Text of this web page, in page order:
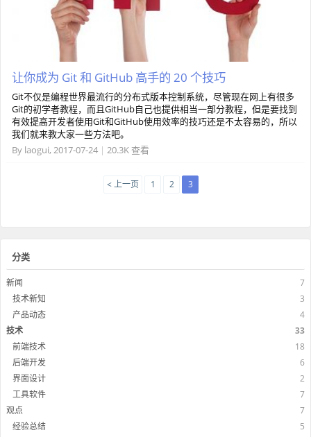
让你成为 Git 和 GitHub 高手的 20 个技巧
Git不仅是编程世界最流行的分布式版本控制系统，尽管现在网上有很多
Git的初学者教程，而且GitHub自己也提供相当一部分教程，但是要找到
有效提高开发者使用Git和GitHub使用效率的技巧还是不太容易的，所以
我们就来教大家一些方法吧。
By laogui, 2017-07-24 | 20.3K 查看
< 上一页 1 2 3
分类
新闻
7
技术新知
3
产品动态
4
技术
33
前端技术
18
后端开发
6
界面设计
2
工具软件
7
观点
7
经验总结
5